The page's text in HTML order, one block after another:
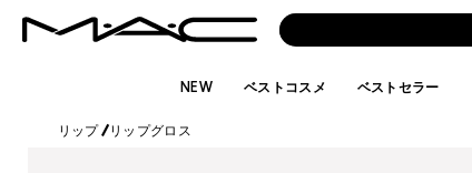
NEW ベストコスメ ベストセラー
リップ/リップグロス